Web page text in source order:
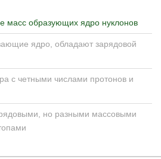
масс образующих ядро нуклонов
ядро, обладают зарядовой
с четными числами протонов и
но разными массовыми